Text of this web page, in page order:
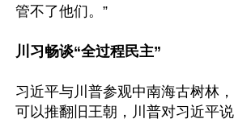
管不了他们。”
川习畅谈“全过程民主”
习近平与川普参观中南海古树林
可以推翻旧王朝，川普对习近平